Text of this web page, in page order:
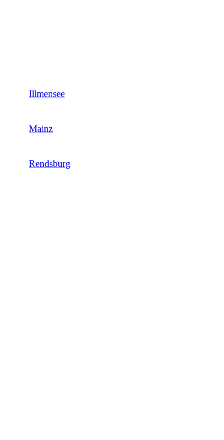
Illmensee
Mainz
Rendsburg